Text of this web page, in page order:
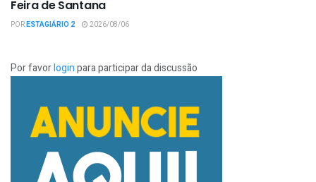
Feira de Santana
PORESTAGIÁRIO 2 2026/08/06
Por favorloginpara participar da discussão